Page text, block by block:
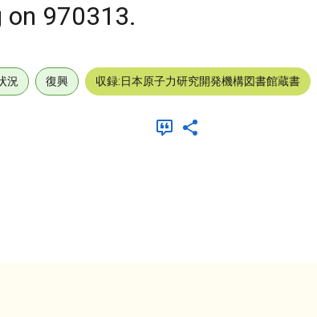
on 970313.
況 復興 収録:日本原子力研究開発機構図書館蔵書